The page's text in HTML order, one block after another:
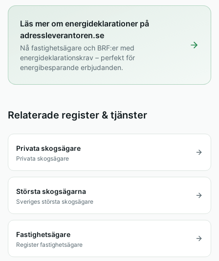
Läs mer om energideklarationer på
adressleverantoren.se
Nå fastighetsägare och BRF:er med
energideklarationskrav – perfekt för
energibesparande erbjudanden.
Relaterade register & tjänster
Privata skogsägare
Privata skogsägare
Största skogsägarna
Sveriges största skogsägare
Fastighetsägare
Register fastighetsägare